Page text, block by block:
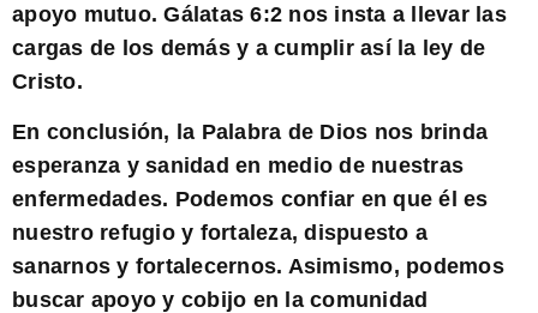
apoyo mutuo. Gálatas 6:2 nos insta a llevar las
cargas de los demás y a cumplir así la ley de
Cristo.
En conclusión, la Palabra de Dios nos brinda
esperanza y sanidad en medio de nuestras
enfermedades. Podemos confiar en que él es
nuestro refugio y fortaleza, dispuesto a
sanarnos y fortalecernos. Asimismo, podemos
buscar apoyo y cobijo en la comunidad